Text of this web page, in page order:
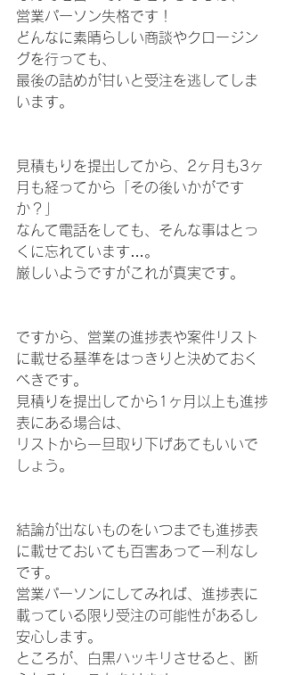
営業パーソン失格です！
どんなに素晴らしい商談やクロージン
グを行っても、
最後の詰めが甘いと受注を逃してしま
います。
見積もりを提出してから、2ヶ月も3ヶ
月も経ってから「その後いかがです
か？」
なんて電話をしても、そんな事はとっ
くに忘れています…。
厳しいようですがこれが真実です。
ですから、営業の進捗表や案件リスト
に載せる基準をはっきりと決めておく
べきです。
見積りを提出してから1ヶ月以上も進捗
表にある場合は、
リストから一旦取り下げあてもいいで
しょう。
結論が出ないものをいつまでも進捗表
に載せておいても百害あって一利なし
です。
営業パーソンにしてみれば、進捗表に
載っている限り受注の可能性があるし
安心します。
ところが、白黒ハッキリさせると、断